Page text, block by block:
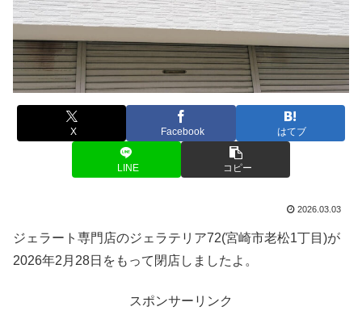
X Facebook はてブ
LINE コピー
2026.03.03
ジェラート専門店のジェラテリア72(宮崎市老松1丁目)が
2026年2月28日をもって閉店しましたよ。
スポンサーリンク